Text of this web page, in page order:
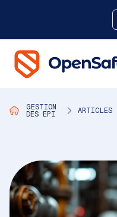
GESTION
DES EPI
ARTICLES